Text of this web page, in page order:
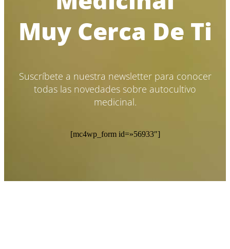
Muy Cerca De Ti
Suscríbete a nuestra newsletter para conocer
todas las novedades sobre autocultivo
medicinal.
[mc4wp_form id=»56933″]